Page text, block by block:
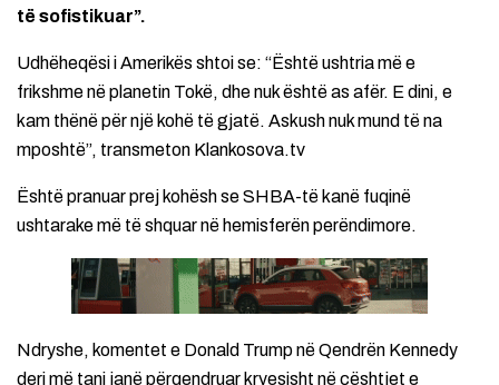
të sofistikuar”.
Udhëheqësi i Amerikës shtoi se: “Është ushtria më e
frikshme në planetin Tokë, dhe nuk është as afër. E dini, e
kam thënë për një kohë të gjatë. Askush nuk mund të na
mposhtë”, transmeton Klankosova.tv
Është pranuar prej kohësh se SHBA-të kanë fuqinë
ushtarake më të shquar në hemisferën perëndimore.
Ndryshe, komentet e Donald Trump në Qendrën Kennedy
deri më tani janë përqendruar kryesisht në çështjet e